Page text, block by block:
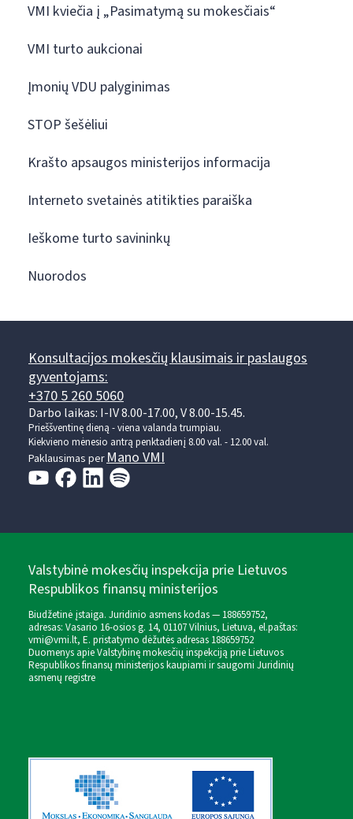
VMI kviečia į „Pasimatymą su mokesčiais“
VMI turto aukcionai
Įmonių VDU palyginimas
STOP šešėliui
Krašto apsaugos ministerijos informacija
Interneto svetainės atitikties paraiška
Ieškome turto savininkų
Nuorodos
Konsultacijos mokesčių klausimais ir paslaugos
gyventojams:
+370 5 260 5060
Darbo laikas: I-IV 8.00-17.00, V 8.00-15.45.
Prieššventinę dieną - viena valanda trumpiau.
Kiekvieno mėnesio antrą penktadienį 8.00 val. - 12.00 val.
Paklausimas per Mano VMI
Valstybinė mokesčių inspekcija prie Lietuvos
Respublikos finansų ministerijos
Biudžetinė įstaiga. Juridinio asmens kodas — 188659752,
adresas: Vasario 16-osios g. 14, 01107 Vilnius, Lietuva, el.paštas:
vmi@vmi.lt, E. pristatymo dėžutės adresas 188659752
Duomenys apie Valstybinę mokesčių inspekciją prie Lietuvos
Respublikos finansų ministerijos kaupiami ir saugomi Juridinių
asmenų registre